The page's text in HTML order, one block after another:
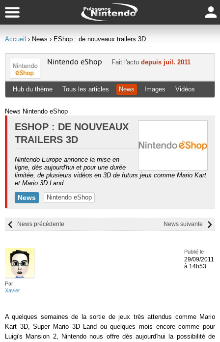
Accueil › News › EShop : de nouveaux trailers 3D
Nintendo eShop Fait l'actu depuis juil. 2011
Hub du thème Tous les articles News Images Vidéos
News Nintendo eShop
ESHOP : DE NOUVEAUX
TRAILERS 3D
Nintendo Europe annonce la mise en
ligne, dès aujourd'hui et pour une durée
limitée, de plusieurs vidéos en 3D de futurs jeux comme Mario Kart
et Mario 3D Land.
News Nintendo eShop
News suivante
News précédente
Par
Xavier
Publié le
29/09/2011
à 14h53
A quelques semaines de la sortie de jeux très attendus comme Mario
Kart 3D, Super Mario 3D Land ou quelques mois encore comme pour
Luigi's Mansion 2, Nintendo nous offre dès aujourd'hui la possibilité de